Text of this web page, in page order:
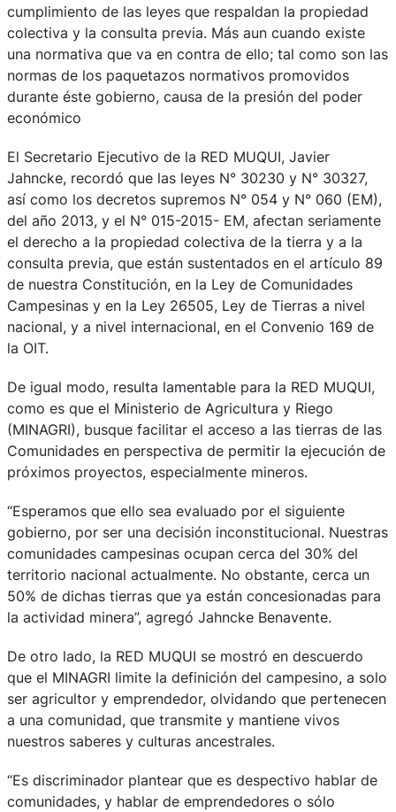
cumplimiento de las leyes que respaldan la propiedad
colectiva y la consulta previa. Más aun cuando existe
una normativa que va en contra de ello; tal como son las
normas de los paquetazos normativos promovidos
durante éste gobierno, causa de la presión del poder
económico
El Secretario Ejecutivo de la RED MUQUI, Javier
Jahncke, recordó que las leyes N° 30230 y N° 30327,
así como los decretos supremos N° 054 y N° 060 (EM),
del año 2013, y el N° 015-2015- EM, afectan seriamente
el derecho a la propiedad colectiva de la tierra y a la
consulta previa, que están sustentados en el artículo 89
de nuestra Constitución, en la Ley de Comunidades
Campesinas y en la Ley 26505, Ley de Tierras a nivel
nacional, y a nivel internacional, en el Convenio 169 de
la OIT.
De igual modo, resulta lamentable para la RED MUQUI,
como es que el Ministerio de Agricultura y Riego
(MINAGRI), busque facilitar el acceso a las tierras de las
Comunidades en perspectiva de permitir la ejecución de
próximos proyectos, especialmente mineros.
“Esperamos que ello sea evaluado por el siguiente
gobierno, por ser una decisión inconstitucional. Nuestras
comunidades campesinas ocupan cerca del 30% del
territorio nacional actualmente. No obstante, cerca un
50% de dichas tierras que ya están concesionadas para
la actividad minera”, agregó Jahncke Benavente.
De otro lado, la RED MUQUI se mostró en descuerdo
que el MINAGRI limite la definición del campesino, a solo
ser agricultor y emprendedor, olvidando que pertenecen
a una comunidad, que transmite y mantiene vivos
nuestros saberes y culturas ancestrales.
“Es discriminador plantear que es despectivo hablar de
comunidades, y hablar de emprendedores o sólo